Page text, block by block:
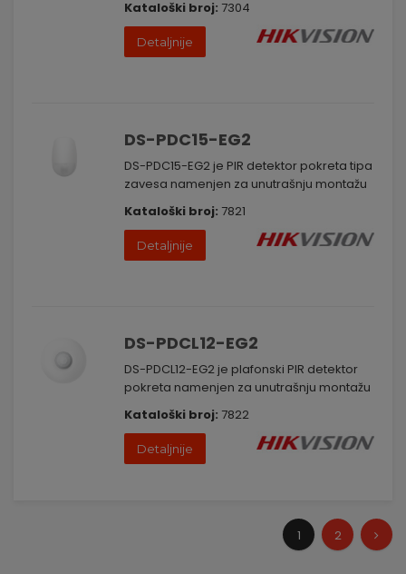
Kataloški broj: 7304
Detaljnije
DS-PDC15-EG2
DS-PDC15-EG2 je PIR detektor pokreta tipa
zavesa namenjen za unutrašnju montažu
Kataloški broj: 7821
Detaljnije
DS-PDCL12-EG2
DS-PDCL12-EG2 je plafonski PIR detektor
pokreta namenjen za unutrašnju montažu
Kataloški broj: 7822
Detaljnije
1 2